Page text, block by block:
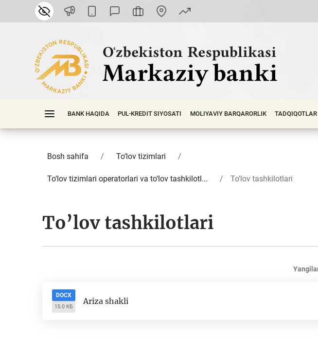
BANK HAQIDA PUL-KREDIT SIYOSATI MOLIYAVIY BАRQАRОRLIK TADQIQOTLAR
Bosh sahifa To‘lov tizimlari
To‘lov tizimlari operatorlari va to‘lov tashkilotl... To’lov tashkilotlari
To’lov tashkilotlari
DOCX
15.0 КБ
Ariza shakli